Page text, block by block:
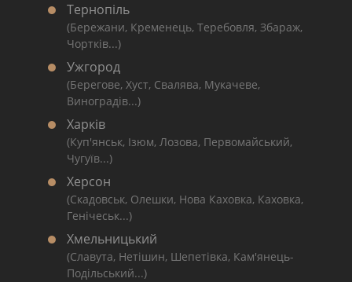
Тернопіль
(Бережани, Кременець, Теребовля, Збараж,
Чортків...)
Ужгород
(Берегове, Хуст, Свалява, Мукачеве,
Виноградів...)
Харків
(Куп'янськ, Ізюм, Лозова, Первомайський,
Чугуїв...)
Херсон
(Скадовськ, Олешки, Нова Каховка, Каховка,
Генічеськ...)
Хмельницький
(Славута, Нетішин, Шепетівка, Кам'янець-
Подільський...)